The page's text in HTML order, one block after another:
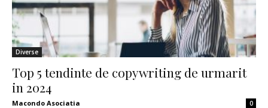
Diverse
Top 5 tendinte de copywriting de urmarit
in 2024
Macondo Asociatia 0